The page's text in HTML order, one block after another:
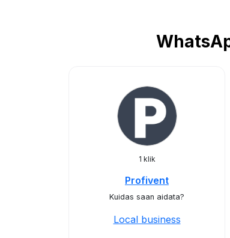
1 klik
Profivent
Kuidas saan aidata?
Local business